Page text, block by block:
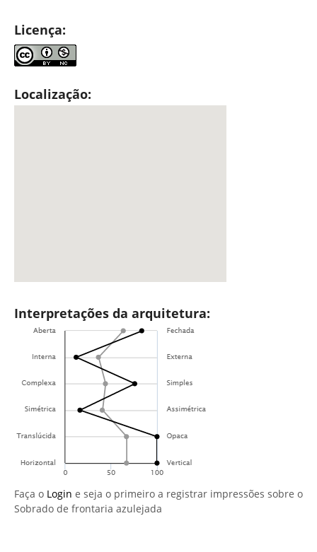
Licença:
Localização:
Interpretações da arquitetura:
Faça o Login e seja o primeiro a registrar impressões sobre o
Sobrado de frontaria azulejada